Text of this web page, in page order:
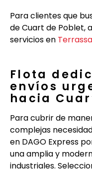
Para clientes que
de Cuart de Poblet,
servicios en Terrassa
Flota
envíos
hacia
Para cubrir de
complejas
en DAGO Express
una amplia y
industriales.